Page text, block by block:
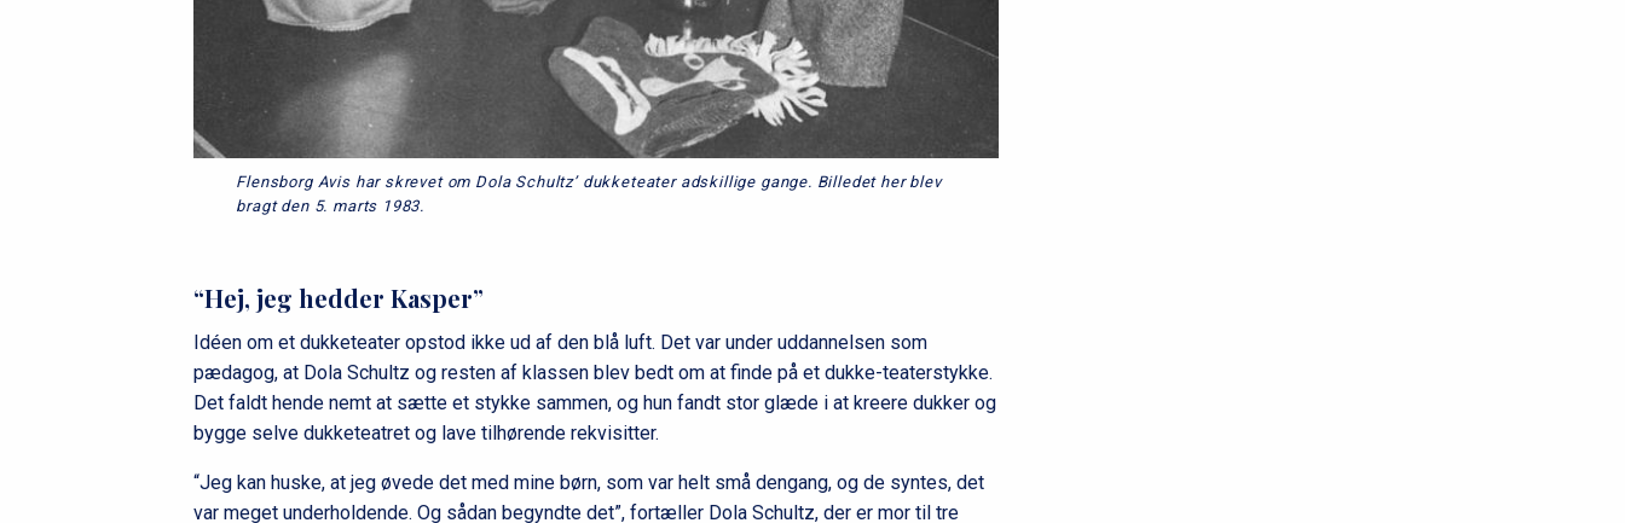
Flensborg Avis har skrevet om Dola Schultz’ dukketeater adskillige gange. Billedet her blev
bragt den 5. marts 1983.
“Hej, jeg hedder Kasper”
Idéen om et dukketeater opstod ikke ud af den blå luft. Det var under uddannelsen som
pædagog, at Dola Schultz og resten af klassen blev bedt om at finde på et dukke-teaterstykke.
Det faldt hende nemt at sætte et stykke sammen, og hun fandt stor glæde i at kreere dukker og
bygge selve dukketeatret og lave tilhørende rekvisitter.
“Jeg kan huske, at jeg øvede det med mine børn, som var helt små dengang, og de syntes, det
var meget underholdende. Og sådan begyndte det”, fortæller Dola Schultz, der er mor til tre